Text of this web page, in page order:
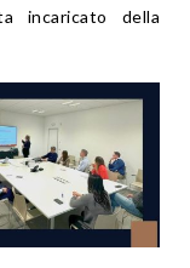
incaricato della